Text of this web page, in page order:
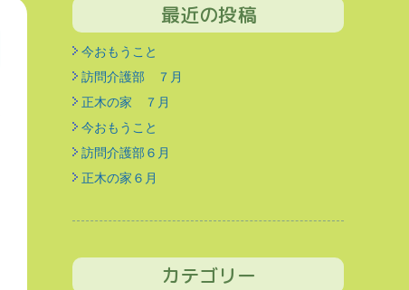
最近の投稿
今おもうこと
訪問介護部 ７月
正木の家 ７月
今おもうこと
訪問介護部６月
正木の家６月
カテゴリー